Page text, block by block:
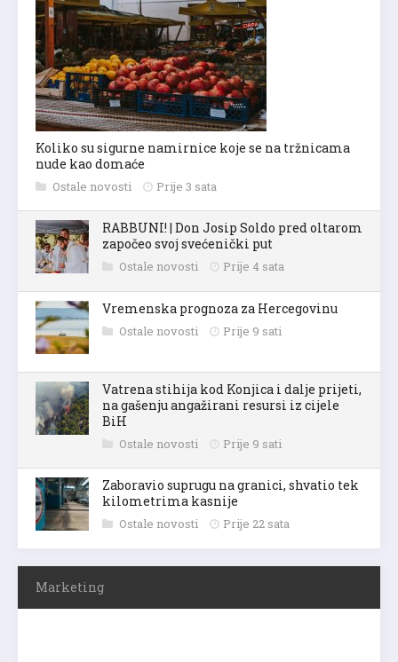
Koliko su sigurne namirnice koje se na tržnicama
nude kao domaće
Ostale novosti Prije 3 sata
RABBUNI! | Don Josip Soldo pred oltarom
započeo svoj svećenički put
Ostale novosti Prije 4 sata
Vremenska prognoza za Hercegovinu
Ostale novosti Prije 9 sati
Vatrena stihija kod Konjica i dalje prijeti,
na gašenju angažirani resursi iz cijele
BiH
Ostale novosti Prije 9 sati
Zaboravio suprugu na granici, shvatio tek
kilometrima kasnije
Ostale novosti Prije 22 sata
Marketing